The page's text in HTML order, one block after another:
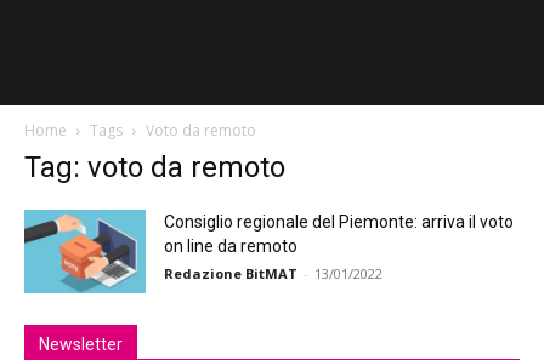
Home Tags Voto da remoto
Tag: voto da remoto
Consiglio regionale del Piemonte: arriva il voto
on line da remoto
Redazione BitMAT - 13/01/2022
Newsletter